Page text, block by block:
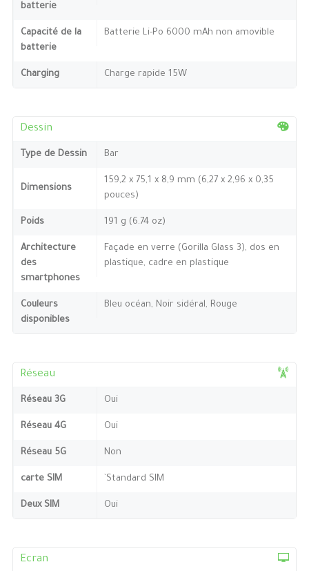
batterie
Capacité de la
batterie
Batterie Li-Po 6000 mAh non amovible
Charging Charge rapide 15W
Dessin
Type de Dessin Bar
Dimensions
159,2 x 75,1 x 8,9 mm (6,27 x 2,96 x 0,35
pouces)
Poids 191 g (6.74 oz)
Architecture
des
smartphones
Façade en verre (Gorilla Glass 3), dos en
plastique, cadre en plastique
Couleurs
disponibles
Bleu océan, Noir sidéral, Rouge
Réseau
Réseau 3G Oui
Réseau 4G Oui
Réseau 5G Non
carte SIM `Standard SIM
Deux SIM Oui
Ecran